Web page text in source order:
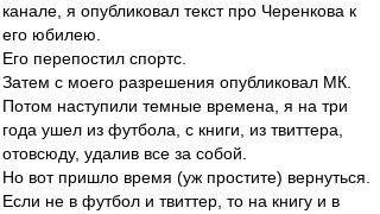
канале, я опубликовал текст про Черенкова к
его юбилею.
Его перепостил спортс.
Затем с моего разрешения опубликовал МК.
Потом наступили темные времена, я на три
года ушел из футбола, с книги, из твиттера,
отовсюду, удалив все за собой.
Но вот пришло время (уж простите) вернуться.
Если не в футбол и твиттер, то на книгу и в